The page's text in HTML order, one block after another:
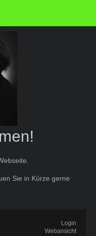
Sie in Kürze gerne
Login
Webansicht